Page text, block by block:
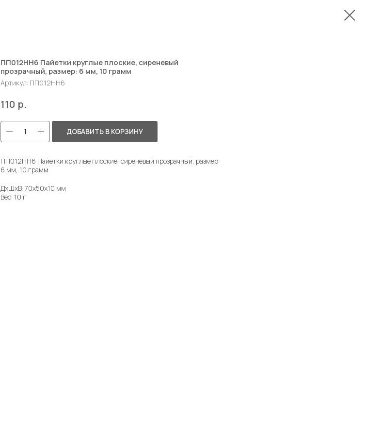
ПП012НН6 Пайетки круглые плоские, сиреневый
прозрачный, размер: 6 мм, 10 грамм
Артикул: ПП012НН6
110 р.
ДОБАВИТЬ В КОРЗИНУ
ПП012НН6 Пайетки круглые плоские, сиреневый прозрачный, размер:
6 мм, 10 грамм
ДxШxВ: 70x50x10 мм
Вес: 10 г